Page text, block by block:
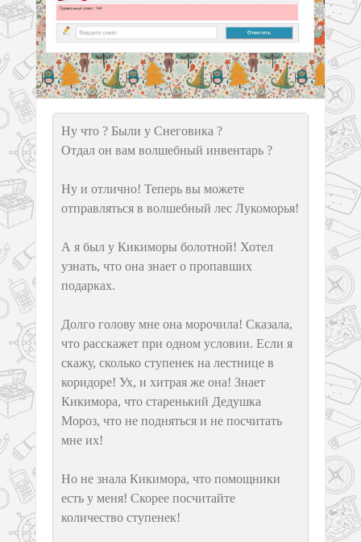
Ну что ? Были у Снеговика ?
Отдал он вам волшебный инвентарь ?
Ну и отлично! Теперь вы можете
отправляться в волшебный лес Лукоморья!
А я был у Кикиморы болотной! Хотел
узнать, что она знает о пропавших
подарках.
Долго голову мне она морочила! Сказала,
что расскажет при одном условии. Если я
скажу, сколько ступенек на лестнице в
коридоре! Ух, и хитрая же она! Знает
Кикимора, что старенький Дедушка
Мороз, что не подняться и не посчитать
мне их!
Но не знала Кикимора, что помощники
есть у меня! Скорее посчитайте
количество ступенек!